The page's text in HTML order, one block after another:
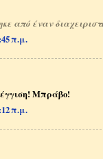
από έναν
π.μ.
Μπράβο!
π.μ.